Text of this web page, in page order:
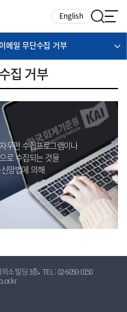
English
이메일 무단수집 거부
집 거부
우편 수집프로그램이나
로 수집되는 것을
망법에 의해
소 빌딩 3층 TEL : 02-6050-0150